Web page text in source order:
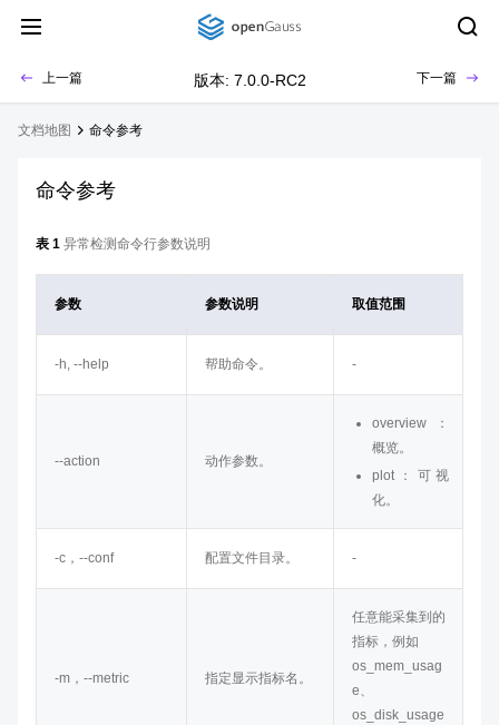
上一篇 版本: 7.0.0-RC2 下一篇
文档地图 命令参考
命令参考
表 1 异常检测命令行参数说明
参数 参数说明 取值范围
-h, --help 帮助命令。 -
--action 动作参数。
overview：
概览。
plot：可视
化。
-c，--conf 配置文件目录。 -
-m，--metric 指定显示指标名。
任意能采集到的
指标，例如
os_mem_usag
e、
os_disk_usage